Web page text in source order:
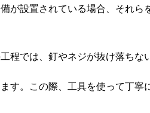
が設置されている場合、それ
程では、釘やネジが抜け落ちな
す。この際、工具を使って丁